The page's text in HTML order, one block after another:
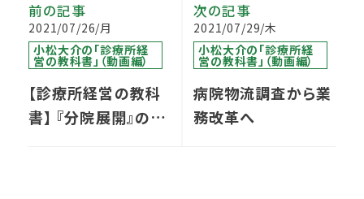
前の記事
2021/07/26/月
小松大介の「診療所経
営の教科書」（動画編）
【診療所経営の教科
書】 『分院展開』のポ
次の記事
2021/07/29/木
小松大介の「診療所経
営の教科書」（動画編）
病院物流調査から業
務改革へ